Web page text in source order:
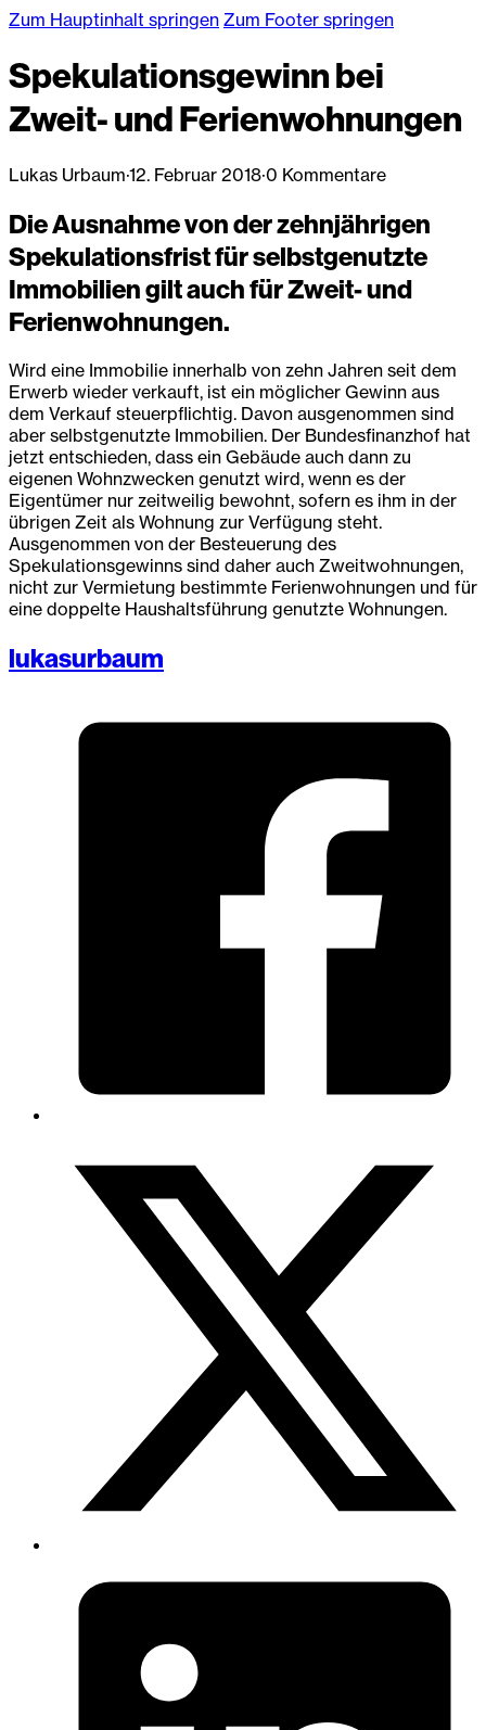
Zum Hauptinhalt springen Zum Footer springen
Spekulationsgewinn bei
Zweit- und Ferienwohnungen
Lukas Urbaum·12. Februar 2018·0 Kommentare
Die Ausnahme von der zehnjährigen
Spekulationsfrist für selbstgenutzte
Immobilien gilt auch für Zweit- und
Ferienwohnungen.
Wird eine Immobilie innerhalb von zehn Jahren seit dem
Erwerb wieder verkauft, ist ein möglicher Gewinn aus
dem Verkauf steuerpflichtig. Davon ausgenommen sind
aber selbstgenutzte Immobilien. Der Bundesfinanzhof hat
jetzt entschieden, dass ein Gebäude auch dann zu
eigenen Wohnzwecken genutzt wird, wenn es der
Eigentümer nur zeitweilig bewohnt, sofern es ihm in der
übrigen Zeit als Wohnung zur Verfügung steht.
Ausgenommen von der Besteuerung des
Spekulationsgewinns sind daher auch Zweitwohnungen,
nicht zur Vermietung bestimmte Ferienwohnungen und für
eine doppelte Haushaltsführung genutzte Wohnungen.
lukasurbaum